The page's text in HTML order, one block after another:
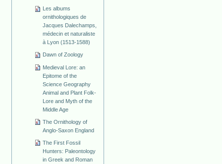
Les albums
ornithologiques de
Jacques Dalechamps,
médecin et naturaliste
à Lyon (1513-1588)
Dawn of Zoology
Medieval Lore: an
Epitome of the
Science Geography
Animal and Plant Folk-
Lore and Myth of the
Middle Age
The Ornithology of
Anglo-Saxon England
The First Fossil
Hunters: Paleontology
in Greek and Roman